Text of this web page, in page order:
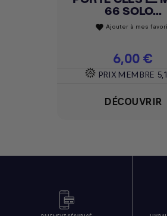
66 SOLO...
favorite Ajouter à mes
Prix
6,00 €
PRIX MEMBRE
DÉCOUVRIR